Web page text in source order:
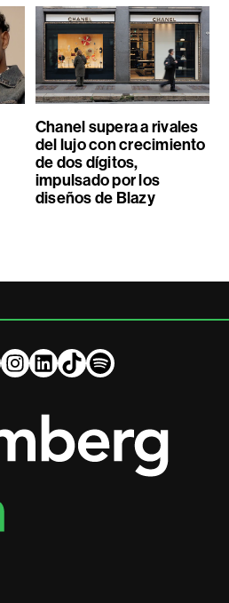
Chanel supera a rivales
del lujo con crecimiento
de dos dígitos,
impulsado por los
diseños de Blazy